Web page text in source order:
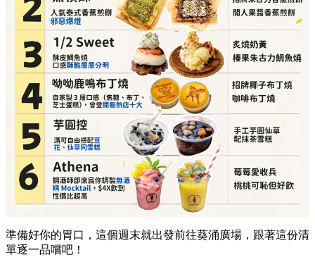
準備好你的胃口，這個週末就出發前往葵涌廣場，跟著這份清
單逐一品嚐吧！